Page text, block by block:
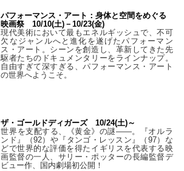
パフォーマンス・アート：身体と空間をめぐる
映画祭 10/10(土)－10/23(金)
現代美術において最もエネルギッシュで、不可
欠なジャンルへと進化を遂げたパフォーマン
ス・アート。シーンを創造し、革新してきた先
駆者たちのドキュメンタリーをラインナップ。
自由すぎて深すぎる、パフォーマンス・アート
の世界へようこそ。
ザ・ゴールドディガーズ 10/24(土)～
世界を支配する、《黄金》の謎――。『オルラ
ンド』（92）や『タンゴ・レッスン』（97）な
どで世界的な評価を得たイギリスを代表する映
画監督の一人、サリー・ポッターの長編監督デ
ビュー作、国内劇場初公開！